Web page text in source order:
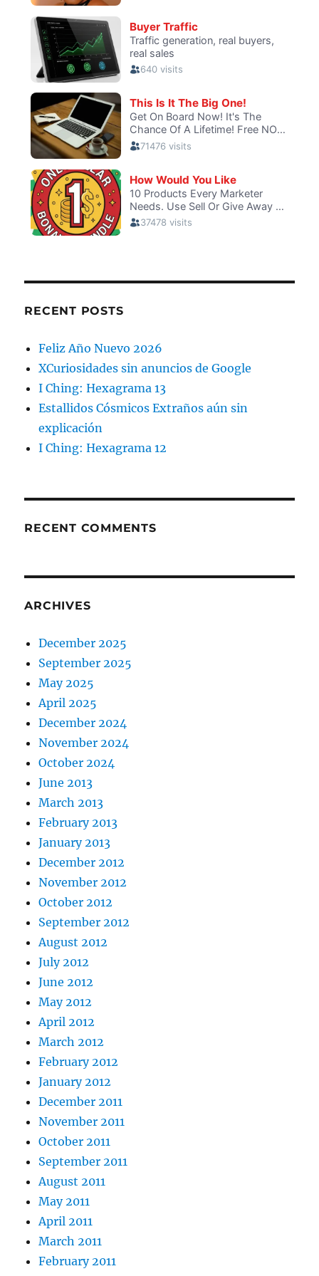
RECENT POSTS
Feliz Año Nuevo 2026
XCuriosidades sin anuncios de Google
I Ching: Hexagrama 13
Estallidos Cósmicos Extraños aún sin
explicación
I Ching: Hexagrama 12
RECENT COMMENTS
ARCHIVES
December 2025
September 2025
May 2025
April 2025
December 2024
November 2024
October 2024
June 2013
March 2013
February 2013
January 2013
December 2012
November 2012
October 2012
September 2012
August 2012
July 2012
June 2012
May 2012
April 2012
March 2012
February 2012
January 2012
December 2011
November 2011
October 2011
September 2011
August 2011
May 2011
April 2011
March 2011
February 2011